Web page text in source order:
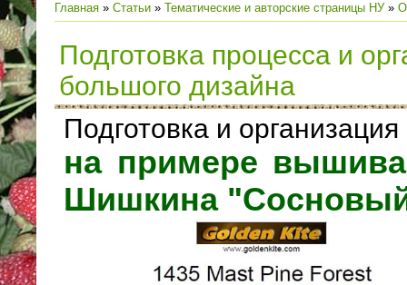
Главная » Статьи » Тематические и авторские страницы НУ»
Подготовка процесса и
большого дизайна
Подготовка и организация
на примере
Шишкина